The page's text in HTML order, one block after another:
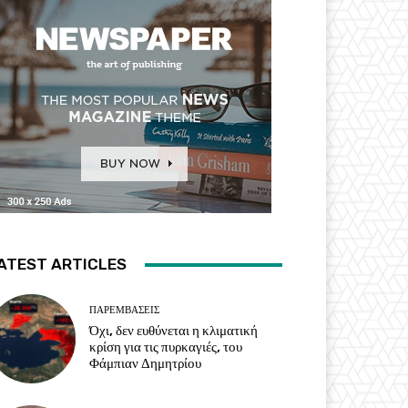
ARTICLES
ΠΑΡΕΜΒΑΣΕΙΣ
Όχι, δεν ευθύνεται η κλιματική
κρίση για τις πυρκαγιές, του
Φάμπιαν Δημητρίου